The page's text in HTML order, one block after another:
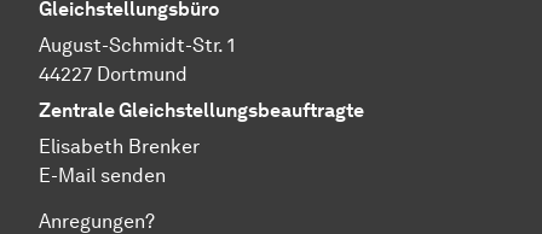
Gleichstellungsbüro
August-Schmidt-Str. 1
44227 Dortmund
Zentrale Gleichstellungsbeauftragte
Elisabeth Brenker
E-Mail senden
Anregungen?